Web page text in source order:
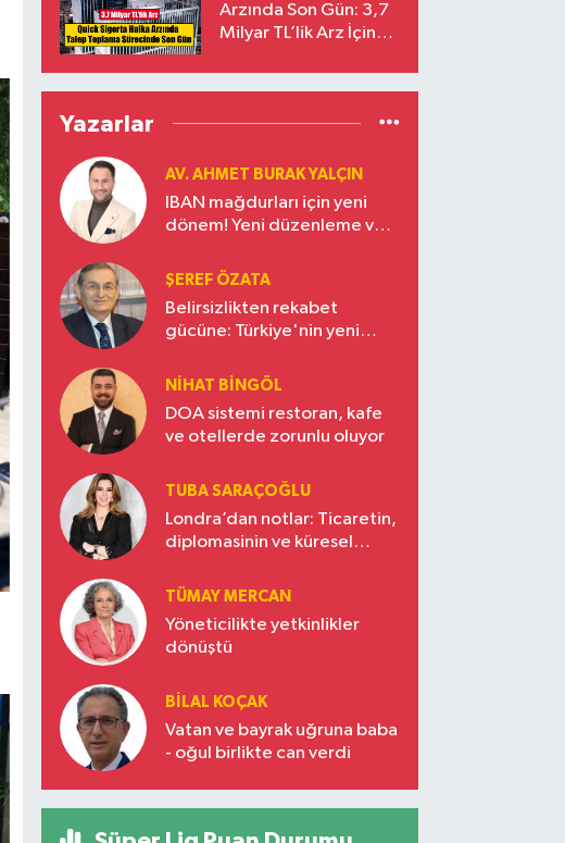
Arzında Son Gün: 3,7
Milyar TL’lik Arz İçin
Eriyor
Yazarlar
AV. AHMET BURAK YALÇIN
IBAN mağdurları için yeni
dönem! Yeni düzenleme ve
ŞEREF ÖZATA
Belirsizlikten rekabet
gücüne: Türkiye'nin yeni
NIHAT BINGÖL
DOA sistemi restoran, kafe
ve otellerde zorunlu oluyor
TUBA SARAÇOĞLU
Londra’dan notlar: Ticaretin,
diplomasinin ve küresel
Türkiye’nin yükselen gücü
TÜMAY MERCAN
Yöneticilikte yetkinlikler
dönüştü
BILAL KOÇAK
Vatan ve bayrak uğruna baba
- oğul birlikte can verdi